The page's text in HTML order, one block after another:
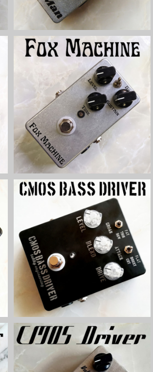
Fox Machine オクターブファズキッ
ト【BASIC KIT】
¥6,500
CMOS Bass Driverキット【BASIC
KIT】
¥7,800